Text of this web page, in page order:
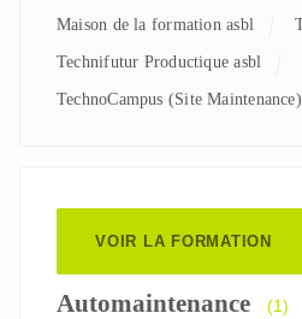
Maison de la formation asbl
Technifutur Productique asbl
TechnoCampus (Site Maintenance)
VOIR LA FORMATION
Automaintenance (1)